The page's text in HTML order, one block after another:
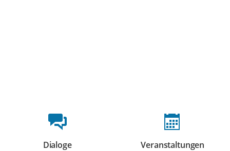
Beteiligungsformate
Dialoge Veranstaltungen